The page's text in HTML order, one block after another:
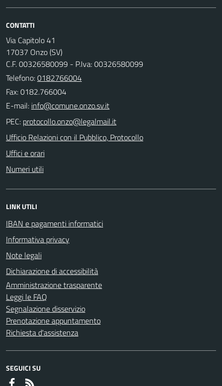
CONTATTI
Via Capitolo 41
17037 Onzo (SV)
C.F. 00326580099 - P.Iva: 00326580099
Telefono:0182766004
Fax: 0182.766004
E-mail:
PEC:
Ufficio Relazioni con il Pubblico, Protocollo
Uffici e orari
Numeri utili
LINK UTILI
IBAN e pagamenti informatici
Informativa privacy
Note legali
Dichiarazione di accessibilità
Amministrazione trasparente
Leggi le FAQ
Segnalazione disservizio
Prenotazione appuntamento
Richiesta d'assistenza
SEGUICI SU